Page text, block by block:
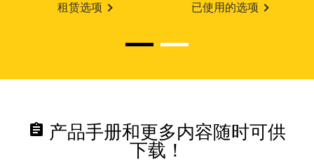
租赁选项 已使用的选项
assignment 产品手册和更多内容随时可供
下载！